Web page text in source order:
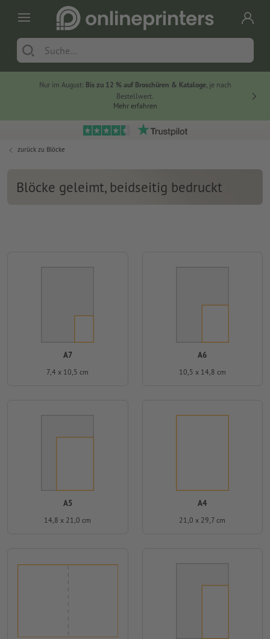
Nur im August: Bis zu 12 % auf Broschüren & Kataloge, je nach
Bestellwert.
Mehr erfahren
zurück zu Blöcke
Blöcke geleimt, beidseitig bedruckt
A7
7,4 x 10,5 cm
A6
10,5 x 14,8 cm
A5
14,8 x 21,0 cm
A4
21,0 x 29,7 cm